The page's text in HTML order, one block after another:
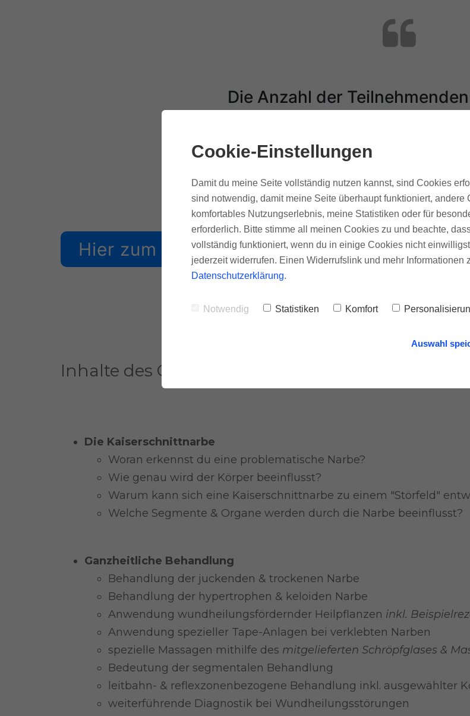
Die Anzahl der
Hier zum Newsletter anmelden
Inhalte des Online-Kurses (Lernvideos):
Die Kaiserschnittnarbe
Woran erkennst du eine problematische Narbe?
Wie genau wird der Körper beeinflusst?
Warum kann sich eine Kaiserschnittnarbe zu einem "Störfeld"
Welche Segmente & Organe werden durch die Narbe beeinflusst?
Ganzheitliche Behandlung
Behandlung der juckenden & trockenen Narbe
Behandlung der hypertrophen & keloiden Narbe
Anwendung wundheilungsfördernder Heilpflanzen inkl.
Anwendung spezieller Tape-Anlagen bei verklebten Narben
spezielle Massagen mithilfe des mitgelieferten Schröpfglases &
Bedeutung der segmentalen Behandlung
leitbahn- & reflexzonenbezogene Behandlung inkl. ausgewählter
weiterführende Diagnostik bei Wundheilungsstörungen
Cookie-Einstellungen
Damit du meine Seite vollständig nutzen kannst, sind Cookies
sind notwendig, damit meine Seite überhaupt funktioniert, andere
komfortables Nutzungserlebnis, meine Statistiken oder für
erforderlich. Bitte stimme all meinen Cookies zu und beachte,
vollständig funktioniert, wenn du in einige Cookies nicht
jederzeit widerrufen. Einen Widerrufslink und mehr Informationen
Datenschutzerklärung.
Notwendig Statistiken Komfort
Auswahl